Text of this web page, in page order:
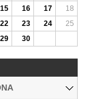
15 16 17
18
22 23 24
25
29 30